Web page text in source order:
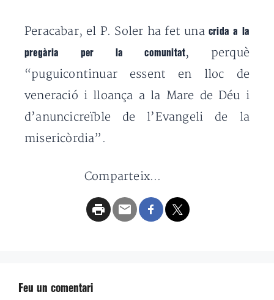
Peracabar, el P. Soler ha fet una crida a la
pregària per la comunitat, perquè
“puguicontinuar essent en lloc de
veneració i lloança a la Mare de Déu i
d’anuncicreïble de l’Evangeli de la
misericòrdia”.
Comparteix...
Feu un comentari